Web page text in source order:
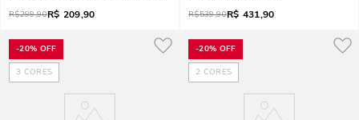
R$299,90R$ 209,90 R$539,90R$ 431,90
-20% OFF
3 CORES
-20% OFF
2 CORES